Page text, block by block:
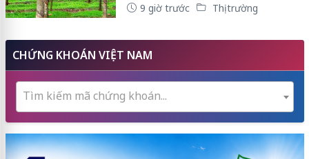
9 giờ trước Thị trường
CHỨNG KHOÁN VIỆT NAM
Tìm kiếm mã chứng khoán...